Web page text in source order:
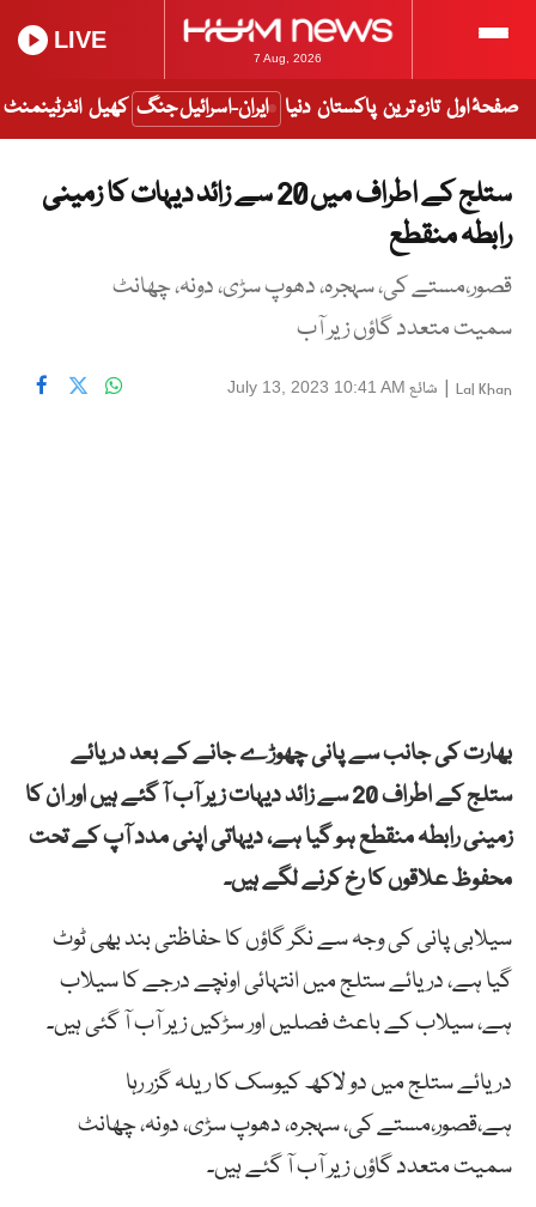
7 Aug, 2026
LIVE
صفحۂ اول تازہ ترین پاکستان دنیا ایران-اسرائیل جنگ کھیل انٹرٹینمنٹ
ستلج کے اطراف میں 20 سے زائد دیہات کا زمینی
رابطہ منقطع
قصور،مستے کی، سہجرہ، دھوپ سڑی، دونہ، چھانٹ
سمیت متعدد گاؤں زیر آب
Lal Khan
| شائع July 13, 2023 10:41 AM
بھارت کی جانب سے پانی چھوڑے جانے کے بعد دریائے
ستلج کے اطراف 20 سے زائد دیہات زیر آب آ گئے ہیں اور ان کا
زمینی رابطہ منقطع ہو گیا ہے، دیہاتی اپنی مدد آپ کے تحت
محفوظ علاقوں کا رخ کرنے لگے ہیں۔
سیلابی پانی کی وجہ سے نگر گاؤں کا حفاظتی بند بھی ٹوٹ
گیا ہے، دریائے ستلج میں انتہائی اونچے درجے کا سیلاب
ہے، سیلاب کے باعث فصلیں اور سڑکیں زیر آب آ گئی ہیں۔
دریائے ستلج میں دو لاکھ کیوسک کا ریلہ گزر رہا
ہے،قصور،مستے کی، سہجرہ، دھوپ سڑی، دونہ، چھانٹ
سمیت متعدد گاؤں زیر آب آ گئے ہیں۔